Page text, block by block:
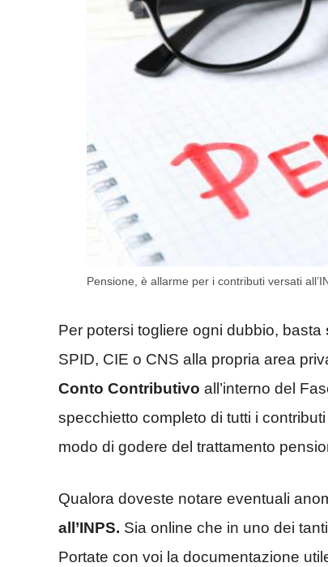
Pensione, è allarme per i contributi versati
Per potersi togliere ogni dubbio, basta
SPID, CIE o CNS alla propria area
Conto Contributivo all’interno del
specchietto completo di tutti i
modo di godere del trattamento
Qualora doveste notare eventuali
all’INPS. Sia online che in uno dei
Portate con voi la documentazione